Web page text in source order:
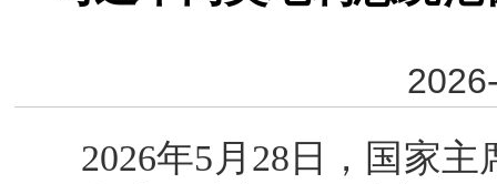
2026年5月28日，国家